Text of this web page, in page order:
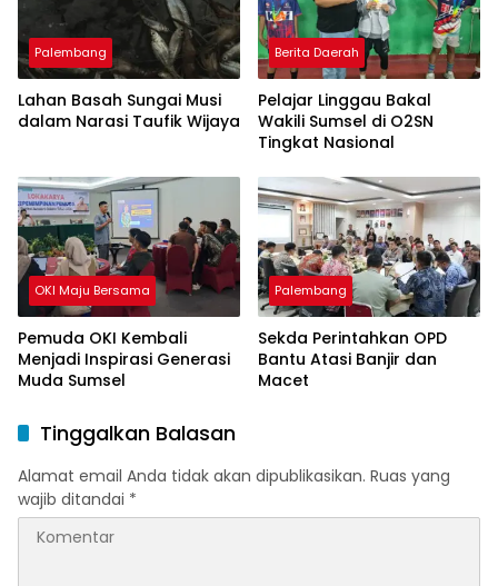
Palembang
Lahan Basah Sungai Musi
dalam Narasi Taufik Wijaya
Berita Daerah
Pelajar Linggau Bakal
Wakili Sumsel di O2SN
Tingkat Nasional
OKI Maju Bersama
Pemuda OKI Kembali
Menjadi Inspirasi Generasi
Muda Sumsel
Palembang
Sekda Perintahkan OPD
Bantu Atasi Banjir dan
Macet
Tinggalkan Balasan
Alamat email Anda tidak akan dipublikasikan. Ruas yang
wajib ditandai *